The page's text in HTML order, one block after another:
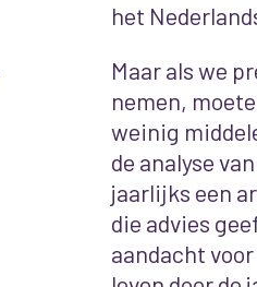
het
Maar als we
nemen,
weinig
de analyse
jaarlijks een
die advies
aandacht